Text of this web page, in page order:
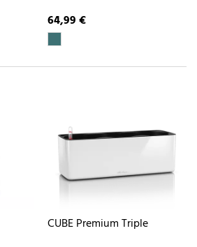
64,99 €
CUBE Premium Triple